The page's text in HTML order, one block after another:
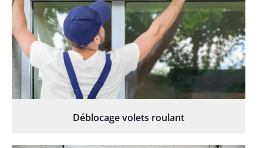
Déblocage volets roulant